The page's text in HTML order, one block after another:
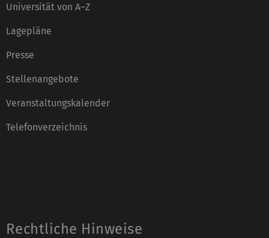
Universität von A–Z
Lagepläne
Presse
Stellenangebote
Veranstaltungskalender
Telefonverzeichnis
Rechtliche Hinweise